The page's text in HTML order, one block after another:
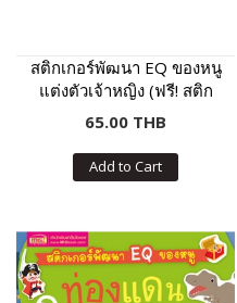
สติกเกอร์พัฒนา EQ ของหนู
แต่งตัวเจ้าหญิง (ฟรี! สติก
เกอร์กว่า 100 ชิ้น ในเล่ม)
65.00 THB
Add to Cart